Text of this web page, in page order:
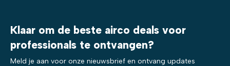
Klaar om de beste airco deals voor
professionals te ontvangen?
Meld je aan voor onze nieuwsbrief en ontvang updates